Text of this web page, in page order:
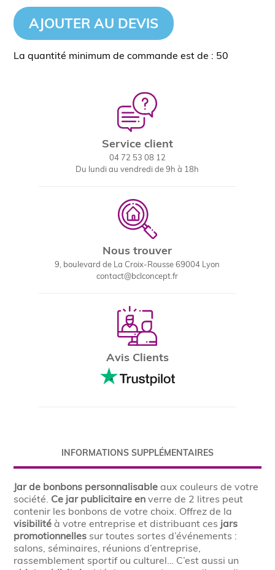
AJOUTER AU DEVIS
La quantité minimum de commande est de : 50
Service client
04 72 53 08 12
Du lundi au vendredi de 9h à 18h
Nous trouver
9, boulevard de La Croix-Rousse 69004 Lyon
contact@bclconcept.fr
Avis Clients
INFORMATIONS SUPPLÉMENTAIRES
Jar de bonbons personnalisable aux couleurs de votre
société. Ce jar publicitaire en verre de 2 litres peut
contenir les bonbons de votre choix. Offrez de la
visibilité à votre entreprise et distribuant ces jars
promotionnelles sur toutes sortes d’événements :
salons, séminaires, réunions d’entreprise,
rassemblement sportif ou culturel… C’est aussi un